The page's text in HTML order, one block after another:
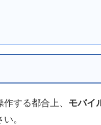
する都合上、 モバイ
。